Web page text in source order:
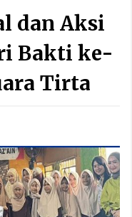
dan Aksi
Bakti ke-
Tirta